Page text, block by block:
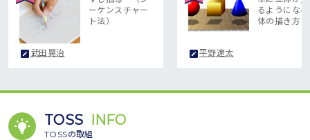
武田晃治
ーケンスチャー
ト法）
平野遼太
るようにな
体の描き方
TOSS INFO
TOSSの取組